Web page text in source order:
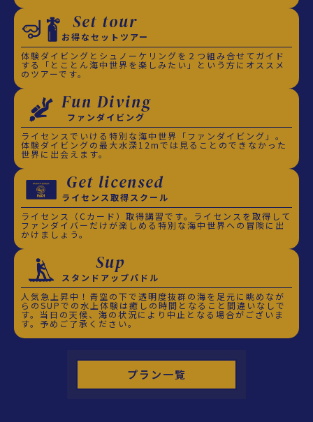
Set tour
お得なセットツアー
体験ダイビングとシュノーケリングを２つ組み合せてガイド
する「とことん海中世界を楽しみたい」という方にオススメ
のツアーです。
Fun Diving
ファンダイビング
ライセンスでいける特別な海中世界「ファンダイビング」。
体験ダイビングの最大水深12mでは見ることのできなかった
世界に出会えます。
Get licensed
ライセンス取得スクール
ライセンス（Cカード）取得講習です。ライセンスを取得して
ファンダイバーだけが楽しめる特別な海中世界への冒険に出
かけましょう。
Sup
スタンドアップパドル
人気急上昇中！青空の下で透明度抜群の海を足元に眺めなが
らのSUPでの水上体験は癒しの時間となること間違いなしで
す。当日の天候、海の状況により中止となる場合がございま
す。予めご了承ください。
プラン一覧